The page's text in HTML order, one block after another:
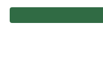
© 2026